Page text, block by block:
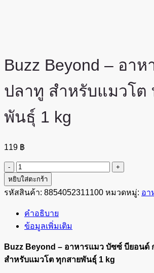
Buzz Beyond – อาห
ปลาทู สำหรับแมวโต
พันธุ์ 1 kg
119 ฿
จำนวน
Buzz
Beyond
-
อาหาร
แมว
ปลา
ทู
หยิบใส่ตะกร้า
รหัสสินค้า: 8854052311100 หมวดหมู่: อา
คำอธิบาย
ข้อมูลเพิ่มเติม
Buzz Beyond – อาหารแมว บัซซ์ บียอนด์
สำหรับแมวโต ทุกสายพันธุ์ 1 kg